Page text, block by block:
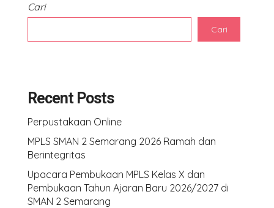
Cari
Cari
Recent Posts
Perpustakaan Online
MPLS SMAN 2 Semarang 2026 Ramah dan
Berintegritas
Upacara Pembukaan MPLS Kelas X dan
Pembukaan Tahun Ajaran Baru 2026/2027 di
SMAN 2 Semarang